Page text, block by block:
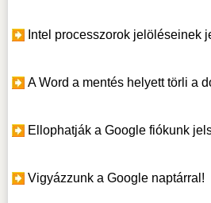
Intel processzorok jelöléseinek
A Word a mentés helyett törli a
Ellophatják a Google fiókunk
Vigyázzunk a Google naptárral!